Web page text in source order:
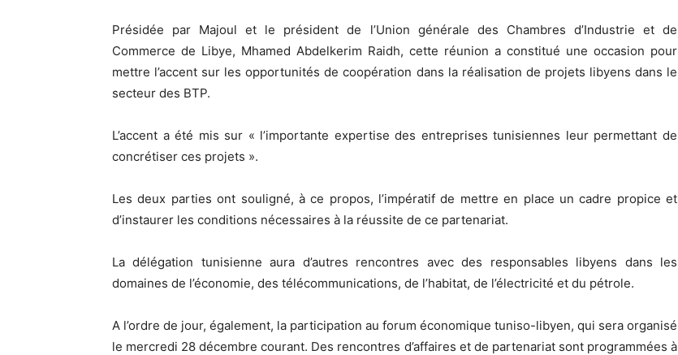
Présidée par Majoul et le président de l’Union générale des Chambres d’Industrie et de
Commerce de Libye, Mhamed Abdelkerim Raidh, cette réunion a constitué une occasion pour
mettre l’accent sur les opportunités de coopération dans la réalisation de projets libyens dans le
secteur des BTP.
L’accent a été mis sur « l’importante expertise des entreprises tunisiennes leur permettant de
concrétiser ces projets ».
Les deux parties ont souligné, à ce propos, l’impératif de mettre en place un cadre propice et
d’instaurer les conditions nécessaires à la réussite de ce partenariat.
La délégation tunisienne aura d’autres rencontres avec des responsables libyens dans les
domaines de l’économie, des télécommunications, de l’habitat, de l’électricité et du pétrole.
A l’ordre de jour, également, la participation au forum économique tuniso-libyen, qui sera organisé
le mercredi 28 décembre courant. Des rencontres d’affaires et de partenariat sont programmées à